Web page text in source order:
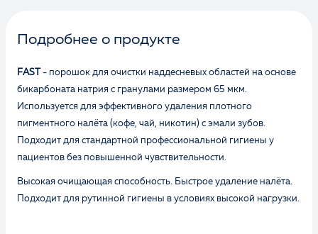
Подробнее о продукте
FAST
- порошок для очистки наддесневых областей на основе
бикарбоната натрия с гранулами размером 65 мкм.
Используется для эффективного удаления плотного
пигментного налёта (кофе, чай, никотин) с эмали зубов.
Подходит для стандартной профессиональной гигиены у
пациентов без повышенной чувствительности.
Высокая очищающая способность. Быстрое удаление налёта.
Подходит для рутинной гигиены в условиях высокой нагрузки.